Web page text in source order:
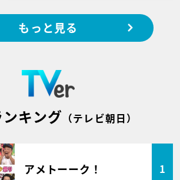
もっと見る
キング （テレビ朝日）
アメトーーク！ 1